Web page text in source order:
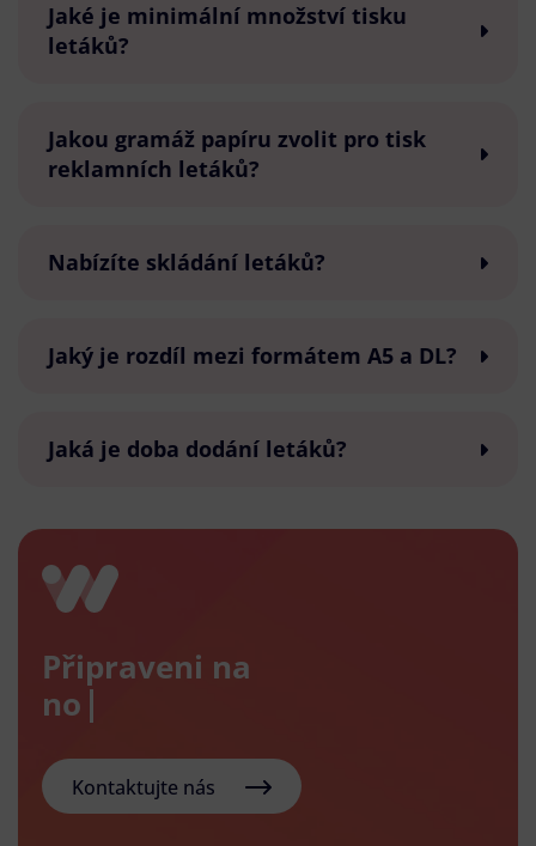
Jaké je minimální množství tisku
letáků?
Jakou gramáž papíru zvolit pro tisk
reklamních letáků?
Nabízíte skládání letáků?
Jaký je rozdíl mezi formátem A5 a DL?
Jaká je doba dodání letáků?
Připraveni na
nový e-
Kontaktujte nás